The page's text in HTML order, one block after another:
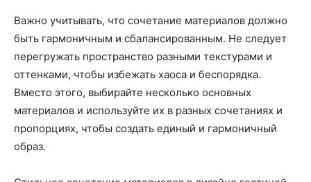
Важно учитывать, что сочетание материалов должно
быть гармоничным и сбалансированным. Не следует
перегружать пространство разными текстурами и
оттенками, чтобы избежать хаоса и беспорядка.
Вместо этого, выбирайте несколько основных
материалов и используйте их в разных сочетаниях и
пропорциях, чтобы создать единый и гармоничный
образ.